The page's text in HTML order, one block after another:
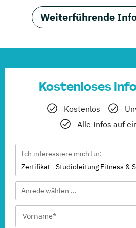
Weiterführende
Kostenloses
Kostenlos
Alle Infos auf
Ich interessiere mich für:
Zertifikat - Studioleitung Fitness &
Anrede wählen ...